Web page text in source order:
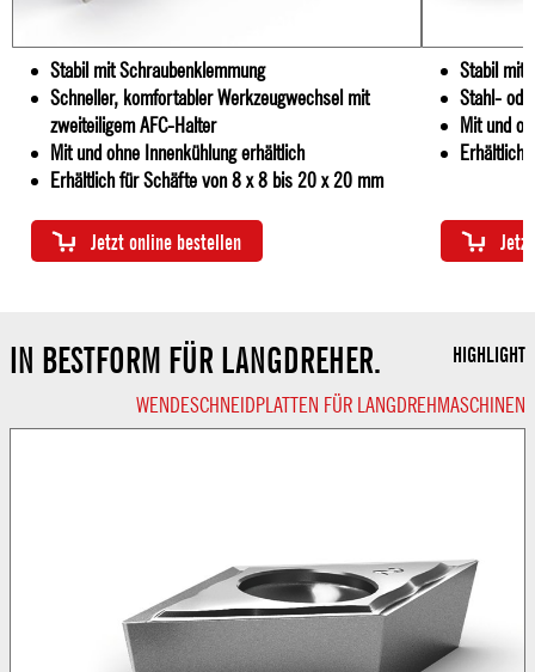
Stabil mit Schraubenklemmung
Schneller, komfortabler Werkzeugwechsel mit
zweiteiligem AFC-Halter
Mit und ohne Innenkühlung erhältlich
Erhältlich für Schäfte von 8 x 8 bis 20 x 20 mm
Jetzt online bestellen
Stabil mit
Stahl-
Mit und
Erhältlich
HIGHLIGHT
IN BESTFORM FÜR LANGDREHER.
WENDESCHNEIDPLATTEN FÜR LANGDREHMASCHINEN